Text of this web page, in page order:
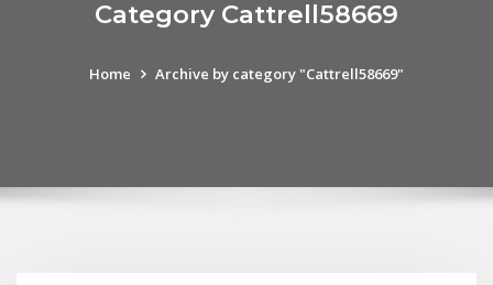
Category Cattrell58669
Home Archive by category "Cattrell58669"